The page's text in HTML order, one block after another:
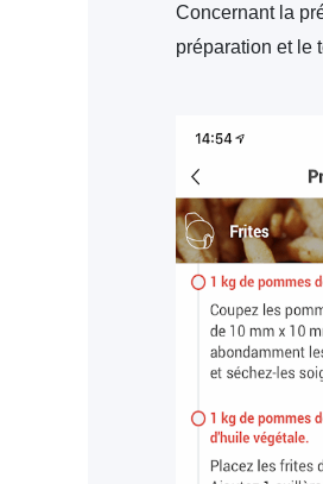
Concernant la
préparation et le